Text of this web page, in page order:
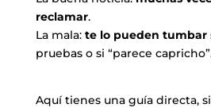
reclamar.
La mala: te lo pueden tumbar
pruebas o si “parece
Aquí tienes una guía directa,